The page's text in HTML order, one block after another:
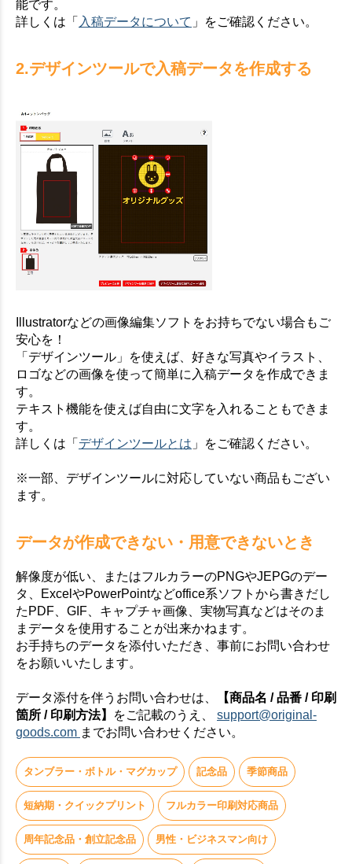
能です。
詳しくは「 入稿データについて 」をご確認ください。
2.デザインツールで入稿データを作成する
Illustratorなどの画像編集ソフトをお持ちでない場合もご
安心を！
「デザインツール」を使えば、好きな写真やイラスト、
ロゴなどの画像を使って簡単に入稿データを作成できま
す。
テキスト機能を使えば自由に文字を入れることもできま
す。
詳しくは「 デザインツールとは 」をご確認ください。
※一部、デザインツールに対応していない商品もござい
ます。
データが作成できない・用意できないとき
解像度が低い、またはフルカラーのPNGやJEPGのデー
タ、ExcelやPowerPointなどoffice系ソフトから書きだし
たPDF、GIF、キャプチャ画像、実物写真などはそのま
まデータを使用することが出来かねます。
お手持ちのデータを添付いただき、事前にお問い合わせ
をお願いいたします。
データ添付を伴うお問い合わせは、
【商品名 / 品番 / 印刷
箇所 / 印刷方法】
をご記載のうえ、 support@original-
goods.com までお問い合わせください。
タンブラー・ボトル・マグカップ 記念品 季節商品
短納期・クイックプリント フルカラー印刷対応商品
周年記念品・創立記念品 男性・ビジネスマン向け